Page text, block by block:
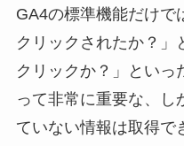
GA4の標準機能だけで
クリックされたか？」
クリックか？」といっ
って非常に重要な、し
ていない情報は取得で